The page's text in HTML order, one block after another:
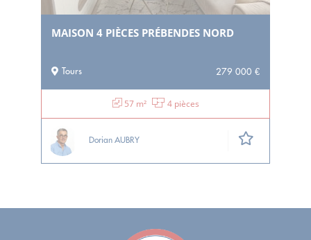
MAISON 4 PIÈCES PRÉBENDES NORD
Tours 279 000 €
57 m² 4 pièces
Dorian AUBRY